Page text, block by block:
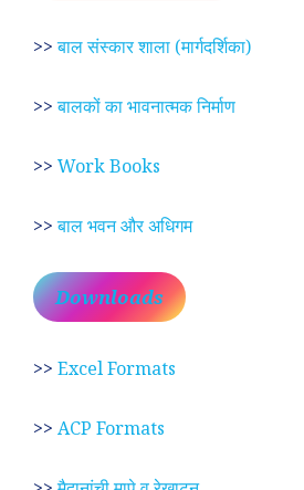
>>बाल संस्कार शाला (मार्गदर्शिका)
>>बालकों का भावनात्मक निर्माण
>> Work Books
>>बाल भवन और अधिगम
Downloads
>> Excel Formats
>> ACP Formats